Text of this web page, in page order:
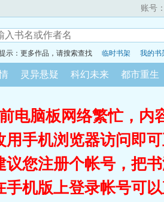
账号：
示：更多作品，请搜索查找 临时书架 我的书
灵异悬疑 科幻未来 都市重生
电脑板网络繁忙，
用手机浏览器访问即
议您注册个帐号，把书
手机版上登录帐号可